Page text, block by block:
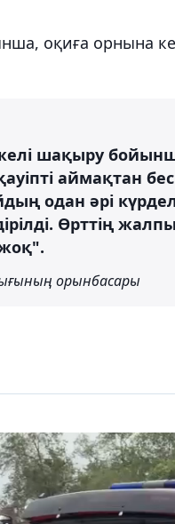
оқиға орнына
шақыру
аймақтан бес
одан әрі
Өрттің
орынбасары